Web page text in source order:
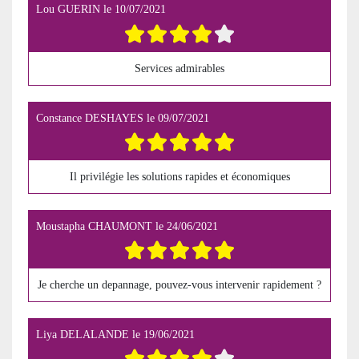
Lou GUERIN le 10/07/2021
Services admirables
Constance DESHAYES le 09/07/2021
Il privilégie les solutions rapides et économiques
Moustapha CHAUMONT le 24/06/2021
Je cherche un depannage, pouvez-vous intervenir rapidement ?
Liya DELALANDE le 19/06/2021